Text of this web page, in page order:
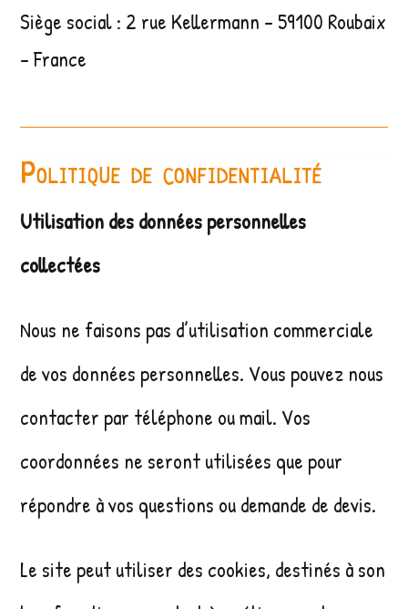
Siège social : 2 rue Kellermann – 59100 Roubaix
– France
Politique de confidentialité
Utilisation des données personnelles
collectées
Nous ne faisons pas d’utilisation commerciale
de vos données personnelles. Vous pouvez nous
contacter par téléphone ou mail. Vos
coordonnées ne seront utilisées que pour
répondre à vos questions ou demande de devis.
Le site peut utiliser des cookies, destinés à son